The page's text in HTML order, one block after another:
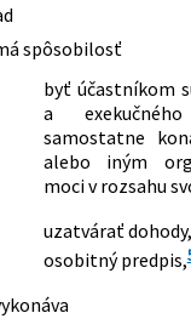
Slovenskej
niektorých
sociálnych vecí,
zamestnanosti v
situácie,
výnimočného
súvislosti s
cudzincov na
republiky
konfliktom na
neskorších predpisov
spôsobilosť
byť účastníkom
a
samostatne
alebo iným
moci v rozsahu
uzatvárať
osobitný predpis,